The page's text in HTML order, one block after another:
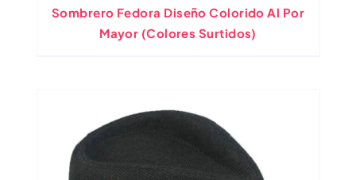
Sombrero Fedora Diseño Colorido Al Por
Mayor (Colores Surtidos)